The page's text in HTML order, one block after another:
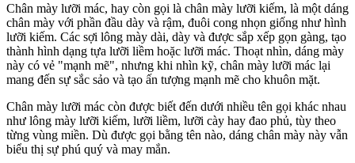
Chân mày lưỡi mác, hay còn gọi là chân mày lưỡi kiếm, là một dáng
chân mày với phần đầu dày và rậm, đuôi cong nhọn giống như hình
lưỡi kiếm. Các sợi lông mày dài, dày và được sắp xếp gọn gàng, tạo
thành hình dạng tựa lưỡi liềm hoặc lưỡi mác. Thoạt nhìn, dáng mày
này có vẻ "mạnh mẽ", nhưng khi nhìn kỹ, chân mày lưỡi mác lại
mang đến sự sắc sảo và tạo ấn tượng mạnh mẽ cho khuôn mặt.
Chân mày lưỡi mác còn được biết đến dưới nhiều tên gọi khác nhau
như lông mày lưỡi kiếm, lưỡi liềm, lưỡi cày hay đao phủ, tùy theo
từng vùng miền. Dù được gọi bằng tên nào, dáng chân mày này vẫn
biểu thị sự phú quý và may mắn.